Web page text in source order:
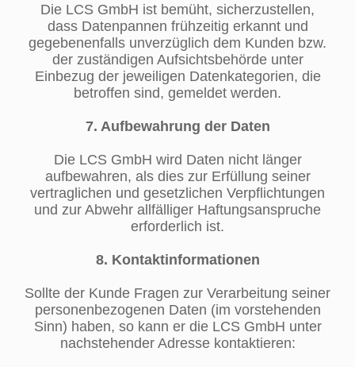
Die LCS GmbH ist bemüht, sicherzustellen,
dass Datenpannen frühzeitig erkannt und
gegebenenfalls unverzüglich dem Kunden bzw.
der zuständigen Aufsichtsbehörde unter
Einbezug der jeweiligen Datenkategorien, die
betroffen sind, gemeldet werden.
7. Aufbewahrung der Daten
Die LCS GmbH wird Daten nicht länger
aufbewahren, als dies zur Erfüllung seiner
vertraglichen und gesetzlichen Verpflichtungen
und zur Abwehr allfälliger Haftungsanspruche
erforderlich ist.
8. Kontaktinformationen
Sollte der Kunde Fragen zur Verarbeitung seiner
personenbezogenen Daten (im vorstehenden
Sinn) haben, so kann er die LCS GmbH unter
nachstehender Adresse kontaktieren: